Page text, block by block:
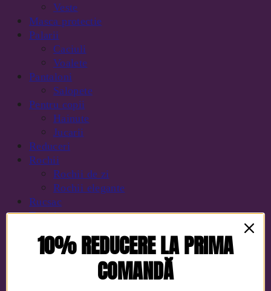
Veste
Masca protectie
Palarii
Caciuli
Voalete
Pantaloni
Salopete
Pentru copii
Hainute
Jucarii
Reduceri
Rochii
Rochii de zi
Rochii elegante
Rucsac
Tenisi
10% REDUCERE LA PRIMA
COMANDĂ